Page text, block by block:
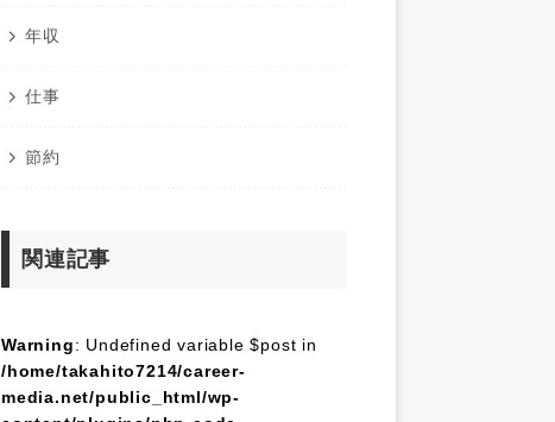
年収
仕事
節約
関連記事
Warning: Undefined variable $post in
/home/takahito7214/career-
media.net/public_html/wp-